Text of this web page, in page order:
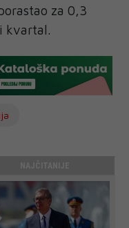
za 0,3
kvartal.